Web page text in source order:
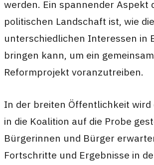
werden. Ein spannender Aspekt
politischen Landschaft ist, wie
unterschiedlichen Interessen in
bringen kann, um ein
Reformprojekt voranzutreiben.
In der breiten Öffentlichkeit wird
in die Koalition auf die Probe
Bürgerinnen und Bürger
Fortschritte und Ergebnisse in